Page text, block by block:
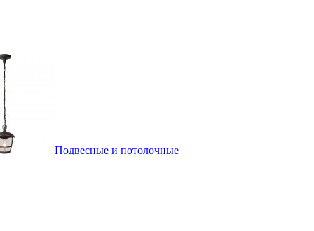
Подвесные и потолочные